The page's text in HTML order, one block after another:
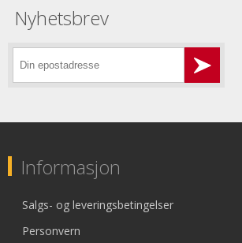
Nyhetsbrev
Informasjon
Salgs- og leveringsbetingelser
Personvern